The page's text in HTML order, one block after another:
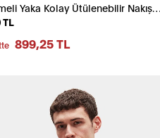
Yaka Kolay Ütülenebilir Nakış
Pamuklu Gömlek
TL
899,25 TL